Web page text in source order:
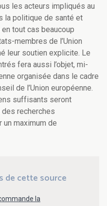
les acteurs impliqués au
la politique de santé et
tout cas beaucoup
membres de l’Union
leur soutien explicite. Le
fera aussi l’objet, mi-
organisée dans le cadre
de l’Union européenne.
suffisants seront
recherches
maximum de
de cette source
la